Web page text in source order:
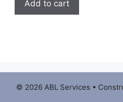
Add to cart
© 2026 ABL Services •